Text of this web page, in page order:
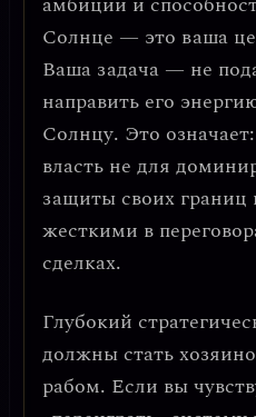
Солнце — это ваша
Ваша задача — не
направить его
Солнцу. Это
власть не для
защиты своих границ
жесткими в
сделках.
Глубокий
должны стать
рабом. Если вы